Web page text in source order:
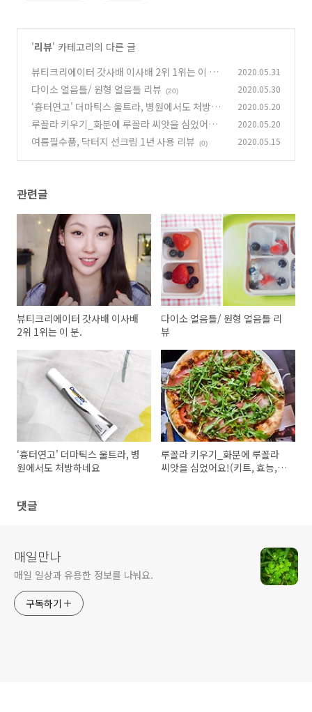
'리뷰' 카테고리의 다른 글
뷰티크리에이터 갓사배 이사배 2위 1위는 이 분.
(20)
2020.05.31
다이소 얼음틀/ 원형 얼음틀 리뷰 (20) 2020.05.30
‘흉터연고' 더마틱스 울트라, 병원에서도 처방하
네요
(15)
2020.05.20
루꼴라 키우기_화분에 루꼴라 씨앗을 심었어요!
(키트, 효능, 팁)
(4)
2020.05.20
여름필수품, 닥터지 선크림 1년 사용 리뷰 (0) 2020.05.15
관련글
뷰티크리에이터 갓사배 이사배
2위 1위는 이 분.
다이소 얼음틀/ 원형 얼음틀 리
뷰
‘흉터연고' 더마틱스 울트라, 병
원에서도 처방하네요
루꼴라 키우기_화분에 루꼴라
씨앗을 심었어요!(키트, 효능,
댓글
매일만나
매일 일상과 유용한 정보를 나눠요.
구독하기